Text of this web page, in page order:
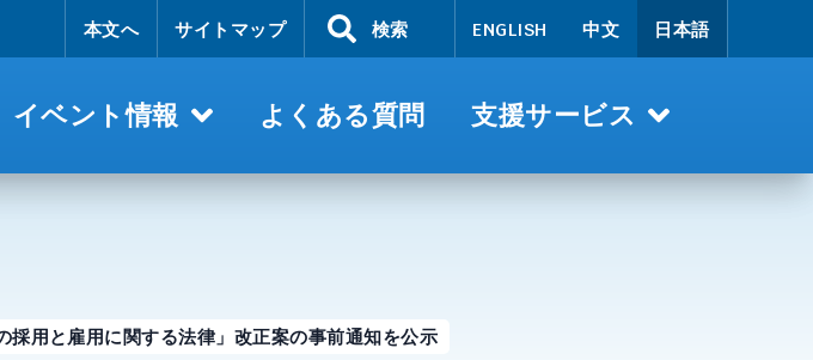
本文へ サイトマップ 検索 ENGLISH 中文 日本語
イベント情報 よくある質問 支援サービス
採用と雇用に関する法律」改正案の事前通知を公示